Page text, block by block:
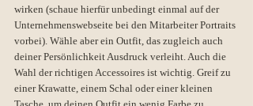
wirken (schaue hierfür unbedingt einmal auf der
Unternehmenswebseite bei den Mitarbeiter Portraits
vorbei). Wähle aber ein Outfit, das zugleich auch
deiner Persönlichkeit Ausdruck verleiht. Auch die
Wahl der richtigen Accessoires ist wichtig. Greif zu
einer Krawatte, einem Schal oder einer kleinen